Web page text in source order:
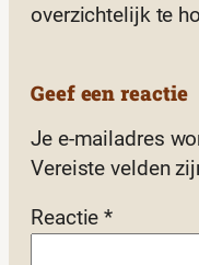
overzichtelijk te
Geef een reactie
Je e-mailadres
Vereiste velden
Reactie*